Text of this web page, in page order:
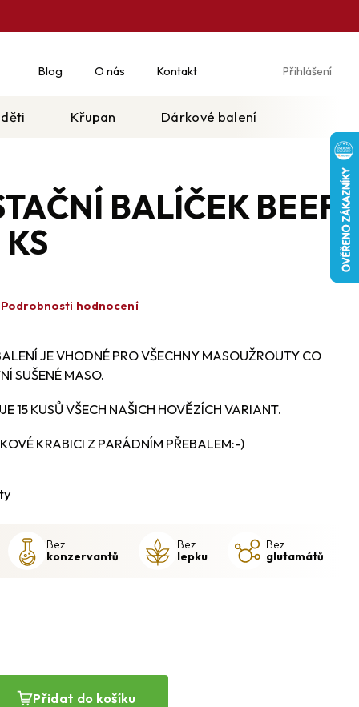
Blog O nás Kontakt Přihlášení
Křupan Dárkové balení
BALÍČEK BEEF
Podrobnosti hodnocení
Přidat do košíku
JE VHODNÉ PRO VŠECHNY MASOUŽROUTY CO
SUŠENÉ MASO.
15 KUSŮ VŠECH NAŠICH HOVĚZÍCH VARIANT.
KRABICI Z PARÁDNÍM PŘEBALEM:-)
Bez
konzervantů
Bez
lepku
Bez
glutamátů